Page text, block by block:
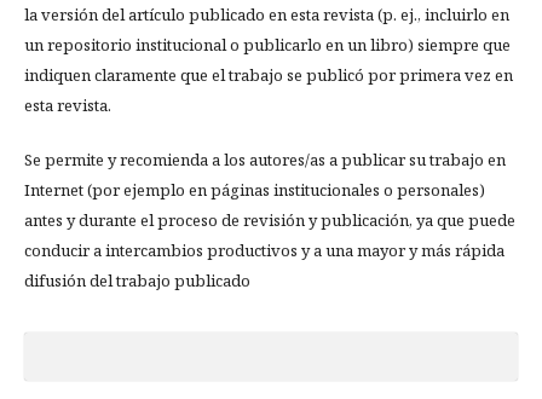
la versión del artículo publicado en esta revista (p. ej., incluirlo en
un repositorio institucional o publicarlo en un libro) siempre que
indiquen claramente que el trabajo se publicó por primera vez en
esta revista.
Se permite y recomienda a los autores/as a publicar su trabajo en
Internet (por ejemplo en páginas institucionales o personales)
antes y durante el proceso de revisión y publicación, ya que puede
conducir a intercambios productivos y a una mayor y más rápida
difusión del trabajo publicado